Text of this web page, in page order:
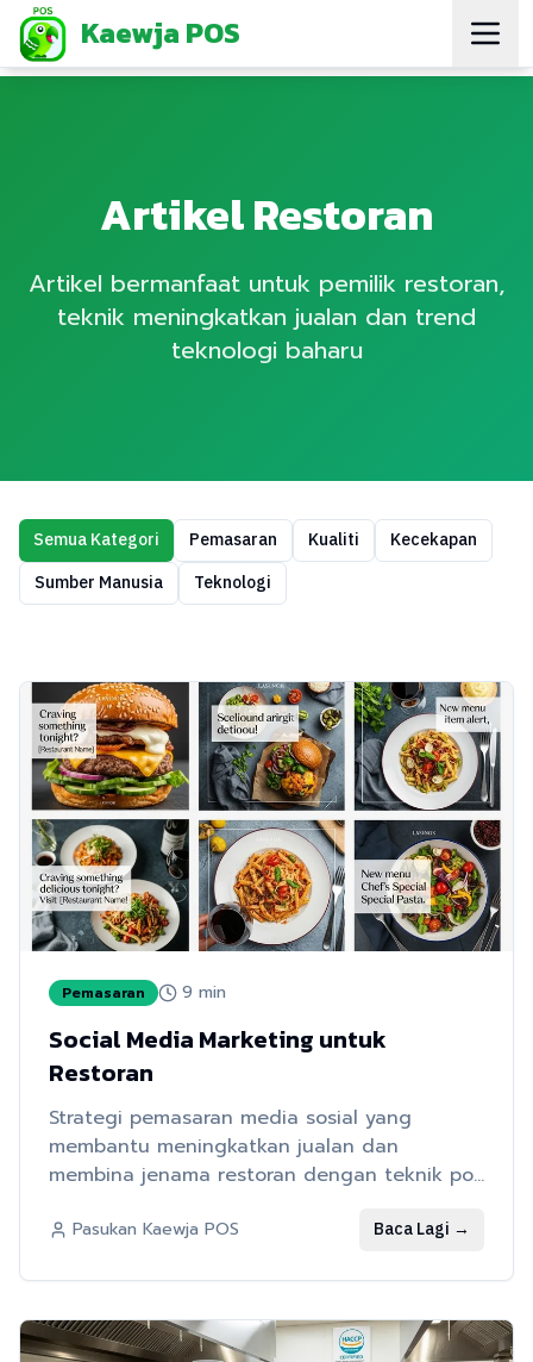
Kaewja POS
Artikel Restoran
Artikel bermanfaat untuk pemilik restoran,
teknik meningkatkan jualan dan trend
teknologi baharu
Semua Kategori Pemasaran Kualiti
Kecekapan
Sumber Manusia
Teknologi
Pemasaran 9 min
Social Media Marketing untuk
Restoran
Strategi pemasaran media sosial yang
membantu meningkatkan jualan dan
membina jenama restoran dengan teknik pos
menjejaki hasil
Pasukan Kaewja POS Baca Lagi →